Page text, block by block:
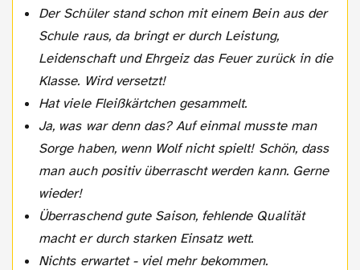
Der Schüler stand schon mit einem Bein aus der
Schule raus, da bringt er durch Leistung,
Leidenschaft und Ehrgeiz das Feuer zurück in die
Klasse. Wird versetzt!
Hat viele Fleißkärtchen gesammelt.
Ja, was war denn das? Auf einmal musste man
Sorge haben, wenn Wolf nicht spielt! Schön, dass
man auch positiv überrascht werden kann. Gerne
wieder!
Überraschend gute Saison, fehlende Qualität
macht er durch starken Einsatz wett.
Nichts erwartet - viel mehr bekommen.